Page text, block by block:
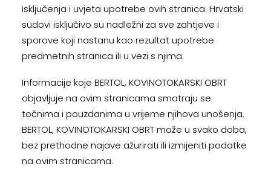
isključenja i uvjeta upotrebe ovih stranica. Hrvatski
sudovi isključivo su nadležni za sve zahtjeve i
sporove koji nastanu kao rezultat upotrebe
predmetnih stranica ili u vezi s njima.
Informacije koje BERTOL, KOVINOTOKARSKI OBRT
objavljuje na ovim stranicama smatraju se
točnima i pouzdanima u vrijeme njihova unošenja.
BERTOL, KOVINOTOKARSKI OBRT može u svako doba,
bez prethodne najave ažurirati ili izmijeniti podatke
na ovim stranicama.